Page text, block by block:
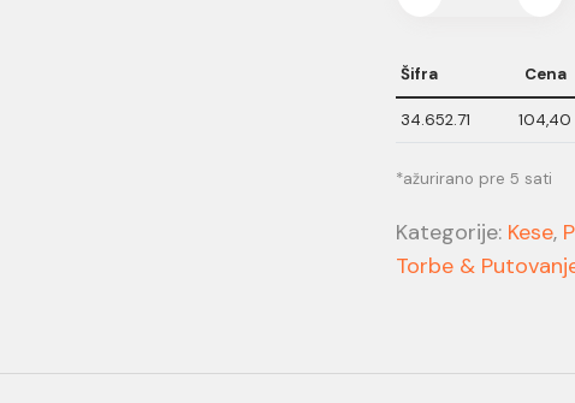
Šifra Cena
34.652.71 104,40
*ažurirano pre 5 sati
Kategorije: Kese,
Torbe &